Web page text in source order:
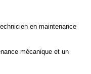
en maintenance
mécanique et un